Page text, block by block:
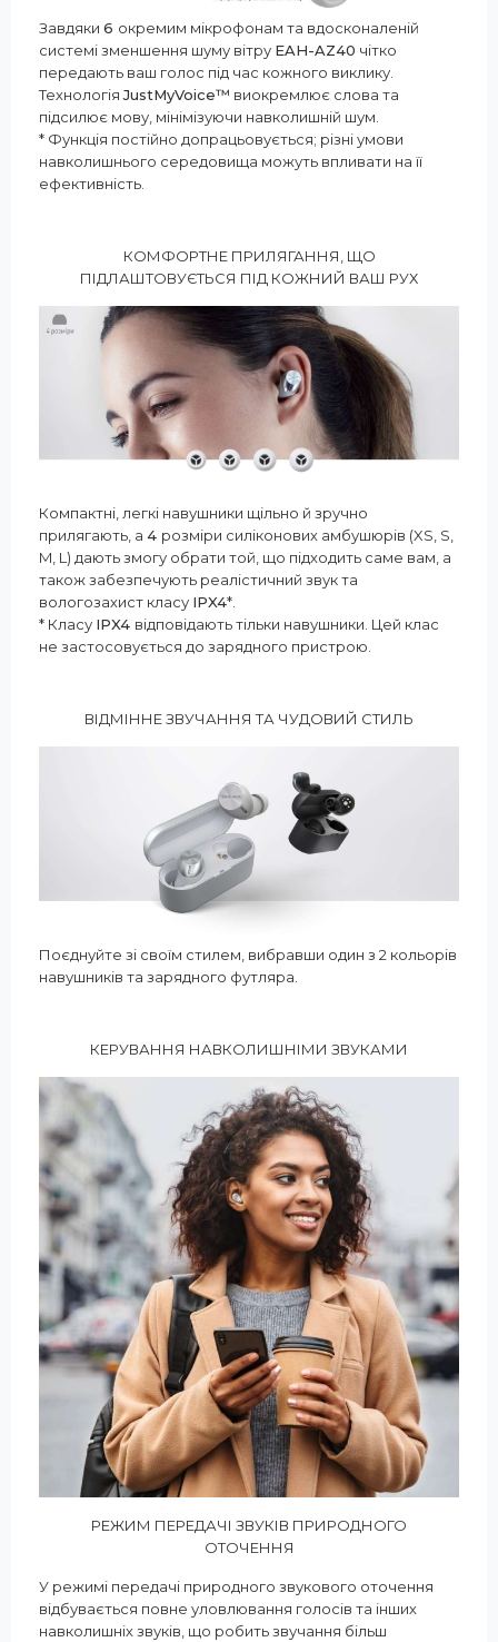
Завдяки 6 окремим мікрофонам та вдосконаленій
системі зменшення шуму вітру EAH-AZ40 чітко
передають ваш голос під час кожного виклику.
ТехнологіяJustMyVoice™ виокремлює слова та
підсилює мову, мінімізуючи навколишній шум.
* Функція постійно допрацьовується; різні умови
навколишнього середовища можуть впливати на її
ефективність.
КОМФОРТНЕ ПРИЛЯГАННЯ, ЩО
ПІДЛАШТОВУЄТЬСЯ ПІД КОЖНИЙ ВАШ РУХ
Компактні, легкі навушники щільно й зручно
прилягають, а 4 розміри силіконових амбушюрів (XS, S,
M, L) дають змогу обрати той, що підходить саме вам, а
також забезпечують реалістичний звук та
вологозахист класу IPX4*.
* Класу IPX4 відповідають тільки навушники. Цей клас
не застосовується до зарядного пристрою.
ВІДМІННЕ ЗВУЧАННЯ ТА ЧУДОВИЙ СТИЛЬ
Поєднуйте зі своїм стилем, вибравши один з 2 кольорів
навушників та зарядного футляра.
КЕРУВАННЯ НАВКОЛИШНІМИ ЗВУКАМИ
РЕЖИМ ПЕРЕДАЧІ ЗВУКІВ ПРИРОДНОГО
ОТОЧЕННЯ
У режимі передачі природного звукового оточення
відбувається повне уловлювання голосів та інших
навколишніх звуків, що робить звучання більш